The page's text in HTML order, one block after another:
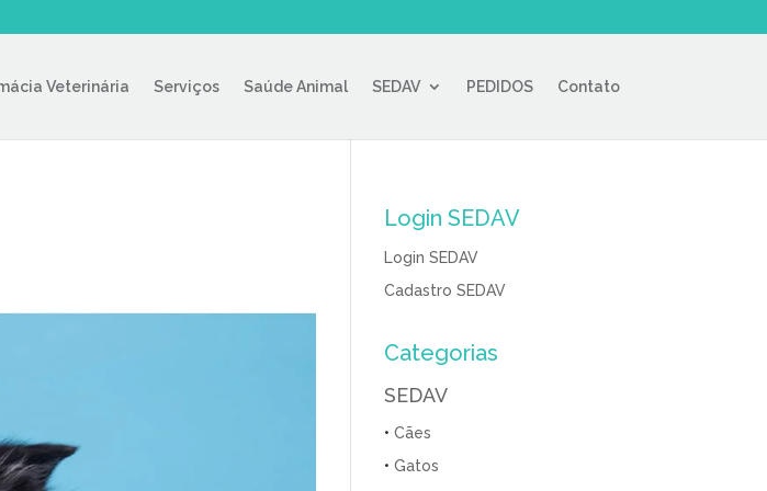
Veterinária Serviços Saúde Animal SEDAV PEDIDOS Contato
Login SEDAV
Login SEDAV
Cadastro SEDAV
Categorias
SEDAV
• Cães
• Gatos